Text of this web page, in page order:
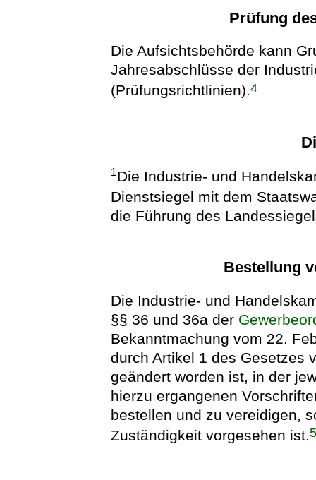
Prüfung
Die Aufsichtsbehörde kann
Jahresabschlüsse der
(Prüfungsrichtlinien).4
1Die Industrie- und
Dienstsiegel mit dem
die Führung des
Bestellung
Die Industrie- und
§§ 36 und 36a der
Bekanntmachung vom 22.
durch Artikel 1 des Gesetzes
geändert worden ist, in der
hierzu ergangenen
bestellen und zu vereidigen,
Zuständigkeit vorgesehen ist.